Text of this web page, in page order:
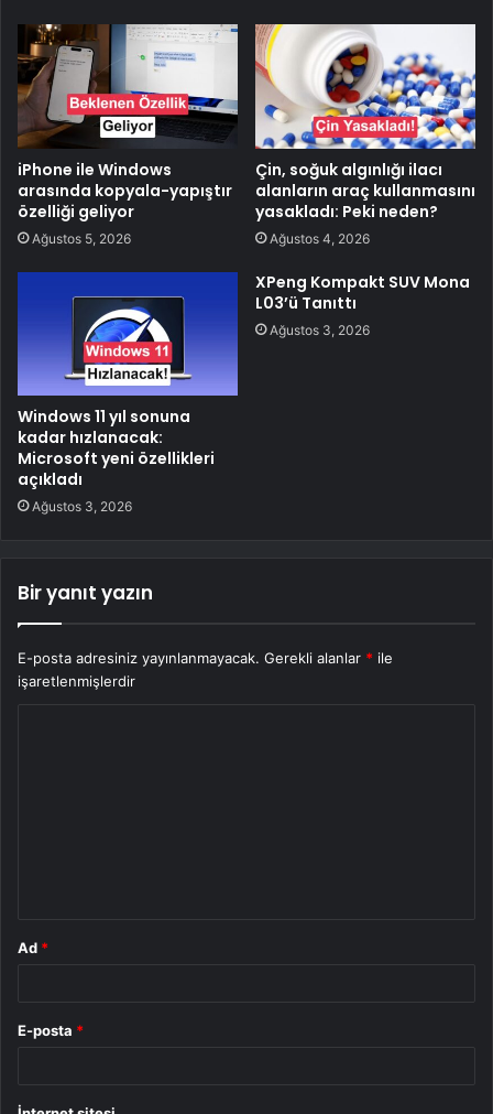
iPhone ile Windows
arasında kopyala-yapıştır
özelliği geliyor
Ağustos 5, 2026
Çin, soğuk algınlığı ilacı
alanların araç kullanmasını
yasakladı: Peki neden?
Ağustos 4, 2026
Windows 11 yıl sonuna
kadar hızlanacak:
Microsoft yeni özellikleri
açıkladı
Ağustos 3, 2026
XPeng Kompakt SUV Mona
L03’ü Tanıttı
Ağustos 3, 2026
Bir yanıt yazın
E-posta adresiniz yayınlanmayacak. Gerekli alanlar * ile
işaretlenmişlerdir
Ad *
E-posta *